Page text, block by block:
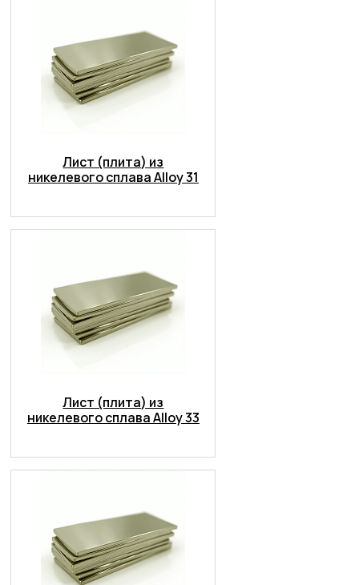
Лист (плита) из
никелевого сплава Alloy 31
Лист (плита) из
никелевого сплава Alloy 33